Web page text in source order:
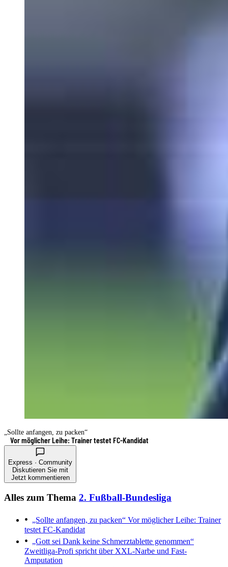
„Sollte anfangen, zu packen“
Vor möglicher Leihe: Trainer testet FC-Kandidat
Express · Community
Diskutieren Sie mit
Jetzt kommentieren
Alles zum Thema 2. Fußball-Bundesliga
„Sollte anfangen, zu packen“ Vor möglicher Leihe: Trainer
testet FC-Kandidat
„Gott sei Dank keine Schmerztablette genommen“
Zweitliga-Profi spricht über XXL-Narbe und Fast-
Amputation